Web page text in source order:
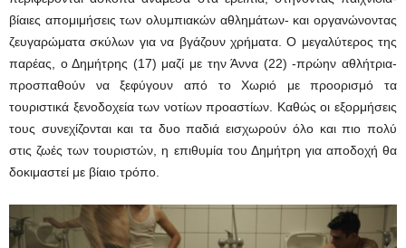
βίαιες απομιμήσεις των ολυμπιακών αθλημάτων- και οργανώνοντας
ζευγαρώματα σκύλων για να βγάζουν χρήματα. Ο μεγαλύτερος της
παρέας, ο Δημήτρης (17) μαζί με την Άννα (22) -πρώην αθλήτρια-
προσπαθούν να ξεφύγουν από το Χωριό με προορισμό τα
τουριστικά ξενοδοχεία των νοτίων προαστίων. Καθώς οι εξορμήσεις
τους συνεχίζονται και τα δυο παδιά εισχωρούν όλο και πιο πολύ
στις ζωές των τουριστών, η επιθυμία του Δημήτρη για αποδοχή θα
δοκιμαστεί με βίαιο τρόπο.